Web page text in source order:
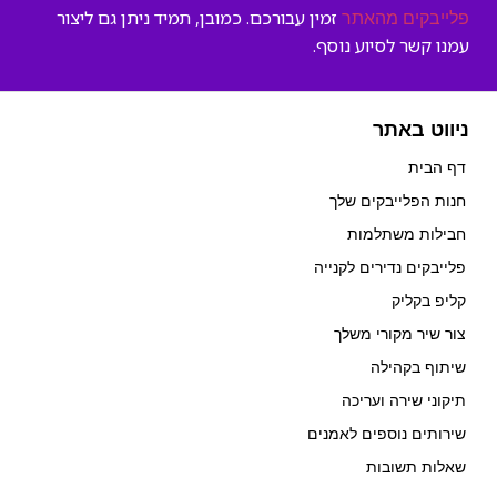
פלייבקים מהאתר זמין עבורכם. כמובן, תמיד ניתן גם ליצור
עמנו קשר לסיוע נוסף.
ניווט באתר
דף הבית
חנות הפלייבקים שלך
חבילות משתלמות
פלייבקים נדירים לקנייה
קליפ בקליק
צור שיר מקורי משלך
שיתוף בקהילה
תיקוני שירה ועריכה
שירותים נוספים לאמנים
שאלות תשובות